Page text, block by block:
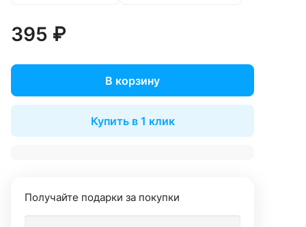
395 ₽
В корзину
Купить в 1 клик
Получайте подарки за покупки